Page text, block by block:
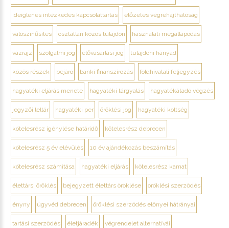
ideiglenes intézkedés kapcsolattartás előzetes végrehajthatóság
valószínűsítés osztatlan közös tulajdon használati megállapodás
vázrajz szolgalmi jog elővásárlási jog tulajdoni hányad
közös részek bejáró banki finanszírozás földhivatali feljegyzés
hagyatéki eljárás menete hagyatéki tárgyalás hagyatékátadó végzés
jegyzői leltár hagyatéki per öröklési jog hagyatéki költség
kötelesrész igénylése határidő kötelesrész debrecen
kötelesrész 5 év elévülés 10 év ajándékozás beszámítás
kötelesrész számítása hagyatéki eljárás kötelesrész kamat
élettársi öröklés bejegyzett élettárs öröklése öröklési szerződés
ényny ügyvéd debrecen öröklési szerződés előnyei hátrányai
tartási szerződés életjáradék végrendelet alternatívái